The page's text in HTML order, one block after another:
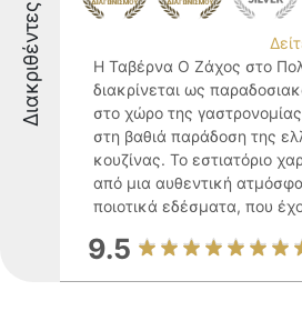
Διακριθέντες
Η Ταβέρνα Ο Ζάχος στο
διακρίνεται ως
στο χώρο της
στη βαθιά παράδοση της
κουζίνας. Το εστιατόριο
από μια αυθεντική
ποιοτικά εδέσματα, που
9.5